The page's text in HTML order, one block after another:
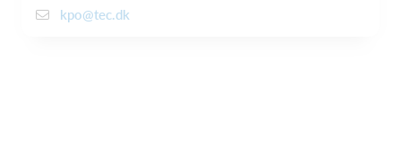
kpo@tec.dk